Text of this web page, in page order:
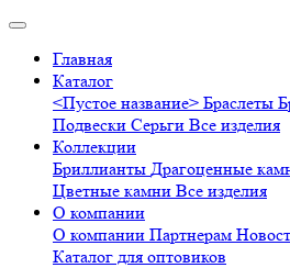
Главная
Каталог
<Пустое название> Браслеты
Подвески Серьги Все изделия
Коллекции
Бриллианты Драгоценные
Цветные камни Все изделия
О компании
О компании Партнерам
Каталог для оптовиков